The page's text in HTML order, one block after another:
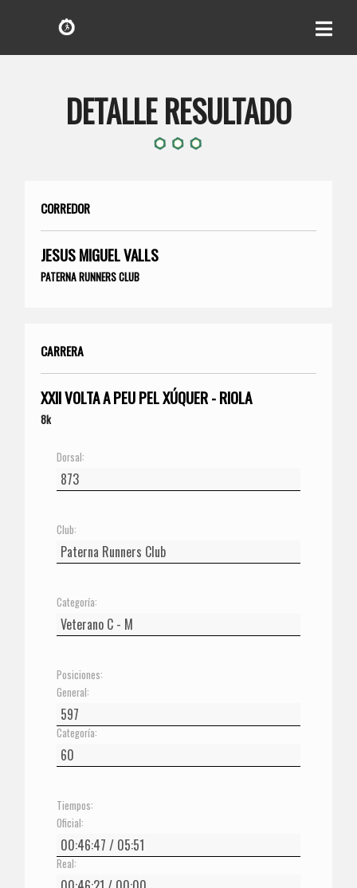
DETALLE RESULTADO
CORREDOR
JESUS MIGUEL VALLS
PATERNA RUNNERS CLUB
CARRERA
XXII VOLTA A PEU PEL XÚQUER - RIOLA
8k
Dorsal:
Club:
Categoría:
Posiciones:
General:
Categoría:
Tiempos:
Oficial:
Real: